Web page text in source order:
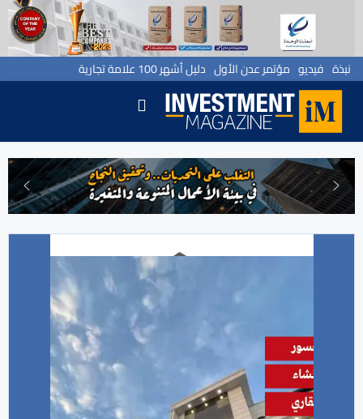
نبذة فيديو مؤتمر عدن الأول دليل أشهر 100 علامة تجارية